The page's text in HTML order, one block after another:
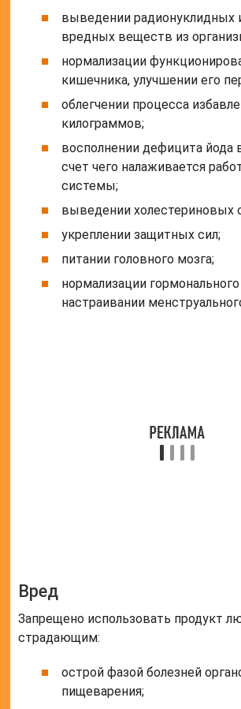
нормализации
повышенной
Кроме того, запрещено вводить
рацион детей, не достигших
Известно, что указанный продукт
прекрасно восстанавливает силы
физических и умственных нагрузок,